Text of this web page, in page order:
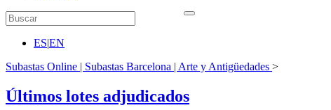
ES|EN
Subastas Online | Subastas Barcelona | Arte y Antigüedades >
Últimos lotes adjudicados